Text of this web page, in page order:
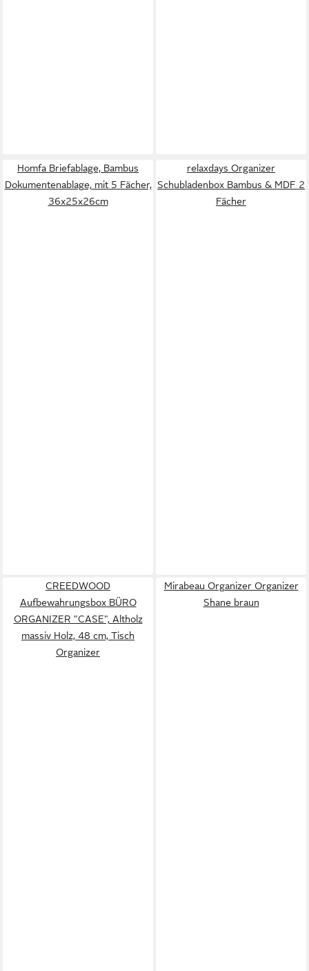
Homfa Briefablage, Bambus
Dokumentenablage, mit 5 Fächer,
36x25x26cm
relaxdays Organizer
Schubladenbox Bambus & MDF 2
Fächer
CREEDWOOD
Aufbewahrungsbox BÜRO
ORGANIZER "CASE", Altholz
massiv Holz, 48 cm, Tisch
Organizer
Mirabeau Organizer Organizer
Shane braun